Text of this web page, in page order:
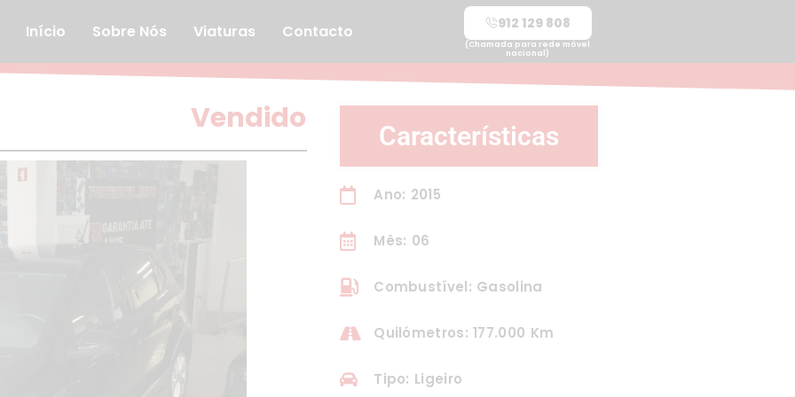
Início Sobre Nós Viaturas Contacto 912 129 808
(Chamada para rede móvel
nacional)
Vendido Características
Ano: 2015
Mês: 06
Combustível: Gasolina
Quilómetros: 177.000 Km
Tipo: Ligeiro